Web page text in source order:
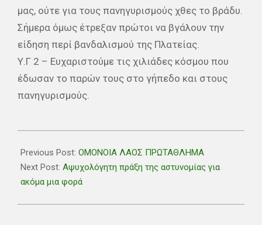
μας, ούτε για τους πανηγυρισμούς χθες το βράδυ.
Σήμερα όμως έτρεξαν πρώτοι να βγάλουν την
είδηση περί βανδαλισμού της Πλατείας.
Υ.Γ 2 – Ευχαριστούμε τις χιλιάδες κόσμου που
έδωσαν το παρών τους στο γήπεδο και στους
πανηγυρισμούς.
05-
31
Previous Post: ΟΜΟΝΟΙΑ ΛΑΟΣ ΠΡΩΤΑΘΛΗΜΑ
Next Post: Aψυχολόγητη πράξη της αστυνομίας για
ακόμα μια φορά